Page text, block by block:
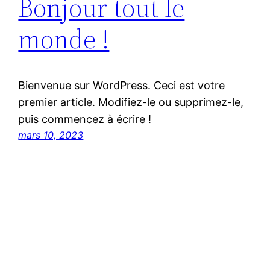
Bonjour tout le
monde !
Bienvenue sur WordPress. Ceci est votre
premier article. Modifiez-le ou supprimez-le,
puis commencez à écrire !
mars 10, 2023